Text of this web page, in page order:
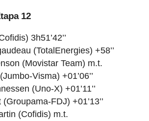
12
3h51’42’’
(TotalEnergies) +58’’
(Movistar Team) m.t.
Visma) +01’06’’
(Uno-X) +01’11’’
FDJ) +01’13’’
(Cofidis) m.t.